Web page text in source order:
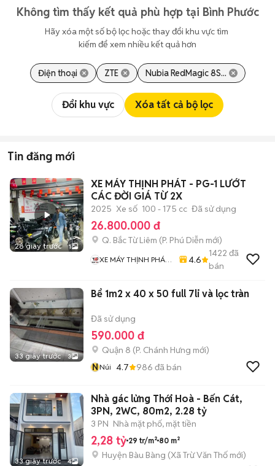
Không tìm thấy kết quả phù hợp tại Bình Phước
Hãy xóa một số bộ lọc hoặc thay đổi khu vực tìm
kiếm để xem nhiều kết quả hơn
Điện thoại ZTE Nubia RedMagic 8S...
Đổi khu vực Xóa tất cả bộ lọc
Tin đăng mới
28 giây trước 1
XE MÁY THỊNH PHÁT - PG-1 LƯỚT
CÁC ĐỜI GIÁ TỪ 2X
2025 Xe số 100 - 175 cc Đã sử dụng
26.800.000 đ
Q. Bắc Từ Liêm (P. Phú Diễn mới)
XE MÁY THỊNH PHÁT
4.6
1422 đã
bán
33 giây trước 3
Bể 1m2 x 40 x 50 full 7li và lọc tràn
Đã sử dụng
590.000 đ
Quận 8 (P. Chánh Hưng mới)
NNúi 4.7 986 đã bán
33 giây trước 4
Nhà gác lửng Thới Hoà - Bến Cát,
3PN, 2WC, 80m2, 2.28 tỷ
3 PN Nhà mặt phố, mặt tiền
2,28 tỷ 29 tr/m² 80 m²
Huyện Bàu Bàng (Xã Trừ Văn Thố mới)